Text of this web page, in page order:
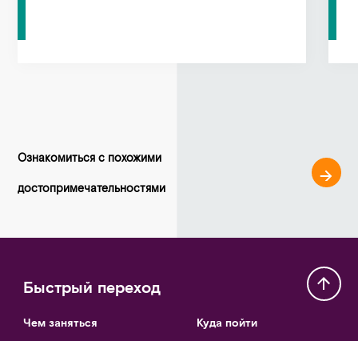
Ознакомиться с похожими
достопримечательностями
Быстрый переход
Чем заняться Куда пойти